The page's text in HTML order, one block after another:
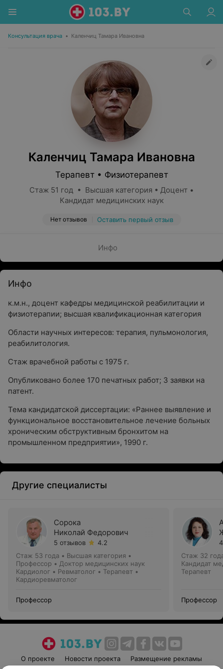
Консультация врача • Каленчиц Тамара Ивановна
Каленчиц Тамара Ивановна
Терапевт • Физиотерапевт
Стаж 51 год • Высшая категория • Доцент •
Кандидат медицинских наук
Нет отзывов Оставить первый отзыв
Инфо
Инфо
к.м.н., доцент кафедры медицинской реабилитации и
физиотерапии; высшая квалификационная категория
Области научных интересов: терапия, пульмонология,
реабилитология.
Стаж врачебной работы с 1975 г.
Опубликовано более 170 печатных работ; 3 заявки на
патент.
Тема кандидатской диссертации: «Раннее выявление и
функциональное восстановительное лечение больных
хроническим обструктивным бронхитом на
промышленном предприятии», 1990 г.
Другие специалисты
Сорока
Николай Федорович
5 отзывов
4.2
Стаж 53 года • Высшая категория •
Профессор • Доктор медицинских наук
Кардиолог • Ревматолог • Терапевт •
Кардиоревматолог
Профессор
Стаж 32
Кандидат
Терапевт
Профессор
О проекте Новости проекта
Размещение рекламы